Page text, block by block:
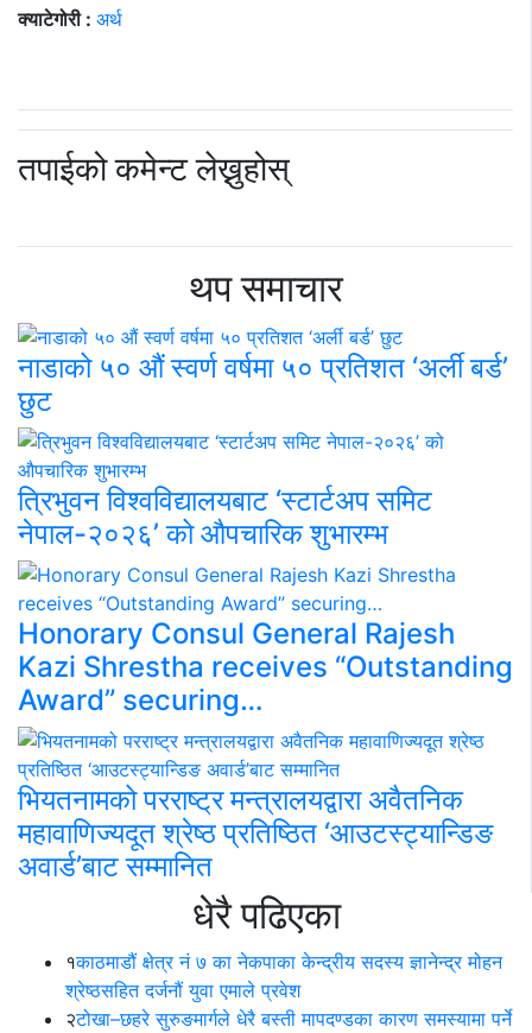
क्याटेगोरी : अर्थ
तपाईको कमेन्ट लेख्नुहोस्
थप समाचार
नाडाको ५० औं स्वर्ण वर्षमा ५० प्रतिशत ‘अर्ली बर्ड’
छुट
त्रिभुवन विश्वविद्यालयबाट ‘स्टार्टअप समिट
नेपाल-२०२६’ को औपचारिक शुभारम्भ
Honorary Consul General Rajesh
Kazi Shrestha receives “Outstanding
Award” securing…
भियतनामको परराष्ट्र मन्त्रालयद्वारा अवैतनिक
महावाणिज्यदूत श्रेष्ठ प्रतिष्ठित ‘आउटस्ट्यान्डिङ
अवार्ड’बाट सम्मानित
धेरै पढिएका
१काठमाडौं क्षेत्र नं ७ का नेकपाका केन्द्रीय सदस्य ज्ञानेन्द्र मोहन
श्रेष्ठसहित दर्जनौं युवा एमाले प्रवेश
२टोखा–छहरे सुरुङमार्गले धेरै बस्ती मापदण्डका कारण समस्यामा पर्ने